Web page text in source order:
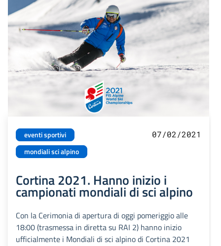
eventi sportivi
mondiali sci alpino
07/02/2021
Cortina 2021. Hanno inizio i
campionati mondiali di sci alpino
Con la Cerimonia di apertura di oggi pomeriggio alle
18:00 (trasmessa in diretta su RAI 2) hanno inizio
ufficialmente i Mondiali di sci alpino di Cortina 2021